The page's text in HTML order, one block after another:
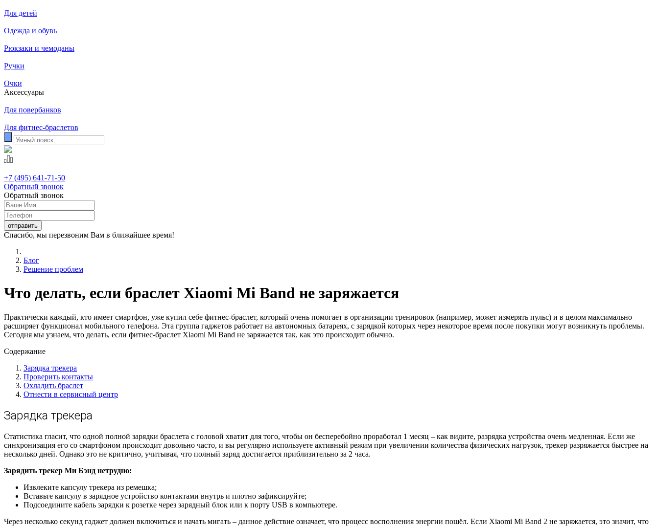
Для детей
Одежда и обувь
Рюкзаки и чемоданы
Ручки
Очки
Аксессуары
Для повербанков
Для фитнес-браслетов
+7 (495) 641-71-50
Обратный звонок
Обратный звонок
Спасибо, мы перезвоним Вам в ближайшее время!
Блог
Решение проблем
Что делать, если браслет Xiaomi Mi Band не заряжается
Практически каждый, кто имеет смартфон, уже купил себе фитнес-браслет, который очень помогает в организации тренировок (например, может измерять пульс) и в целом максимально
расширяет функционал мобильного телефона. Эта группа гаджетов работает на автономных батареях, с зарядкой которых через некоторое время после покупки могут возникнуть проблемы.
Сегодня мы узнаем, что делать, если фитнес-браслет Xiaomi Mi Band не заряжается так, как это происходит обычно.
Содержание
Зарядка трекера
Проверить контакты
Охладить браслет
Отнести в сервисный центр
Зарядка трекера
Статистика гласит, что одной полной зарядки браслета с головой хватит для того, чтобы он бесперебойно проработал 1 месяц – как видите, разрядка устройства очень медленная. Если же
синхронизация его со смартфоном происходит довольно часто, и вы регулярно используете активный режим при увеличении количества физических нагрузок, трекер разряжается быстрее на
несколько дней. Однако это не критично, учитывая, что полный заряд достигается приблизительно за 2 часа.
Зарядить трекер Ми Бэнд нетрудно:
Извлеките капсулу трекера из ремешка;
Вставьте капсулу в зарядное устройство контактами внутрь и плотно зафиксируйте;
Подсоедините кабель зарядки к розетке через зарядный блок или к порту USB в компьютере.
Через несколько секунд гаджет должен включиться и начать мигать – данное действие означает, что процесс восполнения энергии пошёл. Если Xiaomi Mi Band 2 не заряжается, это значит, что